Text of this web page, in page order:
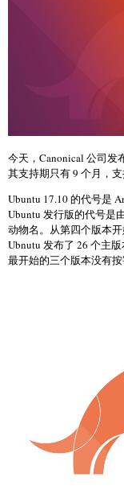
今天，Canonical 公司发
其支持期只有 9 个月，支
Ubuntu 17.10 的代号是
Ubuntu 发行版的代号是
动物名。从第四个版本
Ubnutu 发布了 26 个主
最开始的三个版本没有按